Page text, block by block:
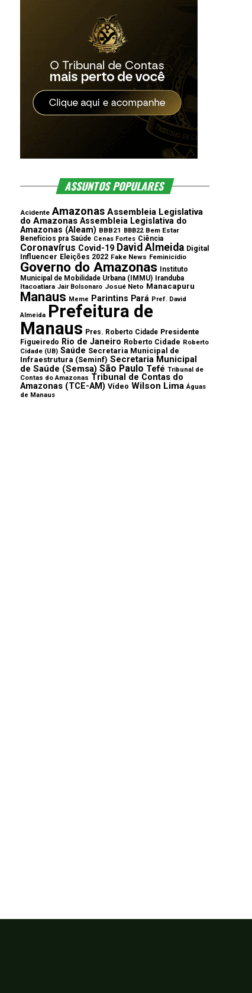
ASSUNTOS POPULARES
Acidente Amazonas Assembleia Legislativa
do Amazonas Assembleia Legislativa do
Amazonas (Aleam) BBB21 BBB22 Bem Estar
Benefícios pra Saúde Cenas Fortes Ciência
Coronavírus Covid-19 David Almeida Digital
Influencer Eleições 2022 Fake News Feminicídio
Governo do Amazonas
Instituto
Municipal de Mobilidade Urbana (IMMU)
Iranduba
Itacoatiara Jair Bolsonaro Josué Neto Manacapuru
Manaus Meme Parintins Pará Pref. David
Almeida Prefeitura de
Manaus Pres. Roberto Cidade Presidente
Figueiredo Rio de Janeiro Roberto Cidade Roberto
Cidade (UB) Saúde Secretaria Municipal de
Infraestrutura (Seminf) Secretaria Municipal
de Saúde (Semsa) São Paulo Tefé Tribunal de
Contas do Amazonas Tribunal de Contas do
Amazonas (TCE-AM) Vídeo Wilson Lima Águas
de Manaus